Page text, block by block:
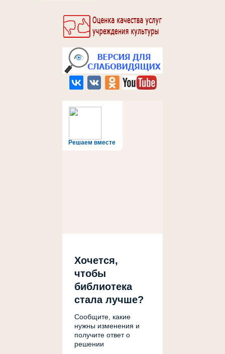
Решаем вместе
Хочется,
чтобы
библиотека
стала лучше?
Сообщите, какие
нужны изменения и
получите ответ о
решении